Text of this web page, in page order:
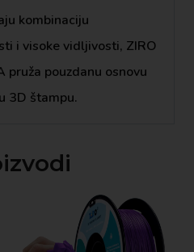
kombinaciju
i visoke vidljivosti, ZIRO
pruža pouzdanu osnovu
3D štampu.